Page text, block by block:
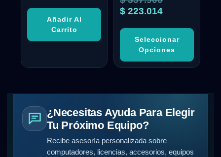
Añadir Al
Carrito
$ 223.014
Seleccionar
Opciones
¿Necesitas Ayuda Para Elegir
Tu Próximo Equipo?
Recibe asesoría personalizada sobre
computadores, licencias, accesorios, equipos